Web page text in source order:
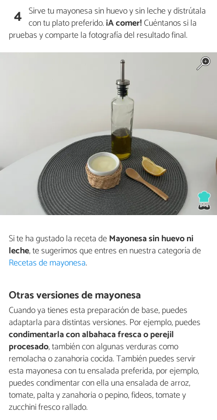
4 Sirve tu mayonesa sin huevo y sin leche y distrútala
con tu plato preferido.¡A comer!Cuéntanos si la
pruebas y comparte la fotografía del resultado final.
Si te ha gustado la receta deMayonesa sin huevo ni
leche, te sugerimos que entres en nuestra categoría de
Recetas de mayonesa.
Otras versiones de mayonesa
Cuando ya tienes esta preparación de base, puedes
adaptarla para distintas versiones. Por ejemplo, puedes
condimentarla con albahaca fresca o perejil
procesado, también con algunas verduras como
remolacha o zanahoria cocida. También puedes servir
esta mayonesa con tu ensalada preferida, por ejemplo,
puedes condimentar con ella una ensalada de arroz,
tomate, palta y zanahoria o pepino, fideos, tomate y
zucchini fresco rallado.